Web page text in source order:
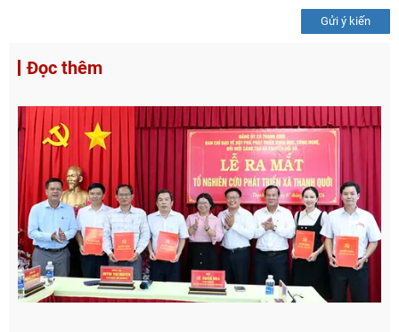
Gửi ý kiến
Đọc thêm